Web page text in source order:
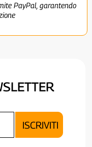
PayPal, garantendo